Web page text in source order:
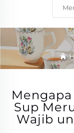
Sup
Wajib